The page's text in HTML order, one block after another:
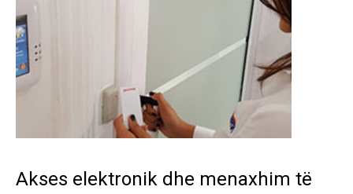
Akses elektronik dhe menaxhim të